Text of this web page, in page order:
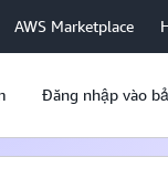
AWS Marketplace
Đăng nhập vào